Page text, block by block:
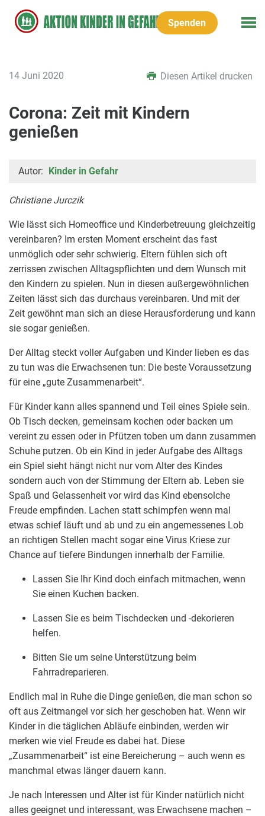
Spenden
14 Juni 2020 Diesen Artikel drucken
Corona: Zeit mit Kindern
genießen
Autor: Kinder in Gefahr
Christiane Jurczik
Wie lässt sich Homeoffice und Kinderbetreuung gleichzeitig
vereinbaren? Im ersten Moment erscheint das fast
unmöglich oder sehr schwierig. Eltern fühlen sich oft
zerrissen zwischen Alltagspflichten und dem Wunsch mit
den Kindern zu spielen. Nun in diesen außergewöhnlichen
Zeiten lässt sich das durchaus vereinbaren. Und mit der
Zeit gewöhnt man sich an diese Herausforderung und kann
sie sogar genießen.
Der Alltag steckt voller Aufgaben und Kinder lieben es das
zu tun was die Erwachsenen tun: Die beste Voraussetzung
für eine „gute Zusammenarbeit“.
Für Kinder kann alles spannend und Teil eines Spiele sein.
Ob Tisch decken, gemeinsam kochen oder backen um
vereint zu essen oder in Pfützen toben um dann zusammen
Schuhe putzen. Ob ein Kind in jeder Aufgabe des Alltags
ein Spiel sieht hängt nicht nur vom Alter des Kindes
sondern auch von der Stimmung der Eltern ab. Leben sie
Spaß und Gelassenheit vor wird das Kind ebensolche
Freude empfinden. Lachen statt schimpfen wenn mal
etwas schief läuft und ab und zu ein angemessenes Lob
an richtigen Stellen macht sogar eine Virus Kriese zur
Chance auf tiefere Bindungen innerhalb der Familie.
Lassen Sie Ihr Kind doch einfach mitmachen, wenn
Sie einen Kuchen backen.
Lassen Sie es beim Tischdecken und -dekorieren
helfen.
Bitten Sie um seine Unterstützung beim
Fahrradreparieren.
Endlich mal in Ruhe die Dinge genießen, die man schon so
oft aus Zeitmangel vor sich her geschoben hat. Wenn wir
Kinder in die täglichen Abläufe einbinden, werden wir
merken wie viel Freude es dabei hat. Diese
„Zusammenarbeit“ ist eine Bereicherung – auch wenn es
manchmal etwas länger dauern kann.
Je nach Interessen und Alter ist für Kinder natürlich nicht
alles geeignet und interessant, was Erwachsene machen –